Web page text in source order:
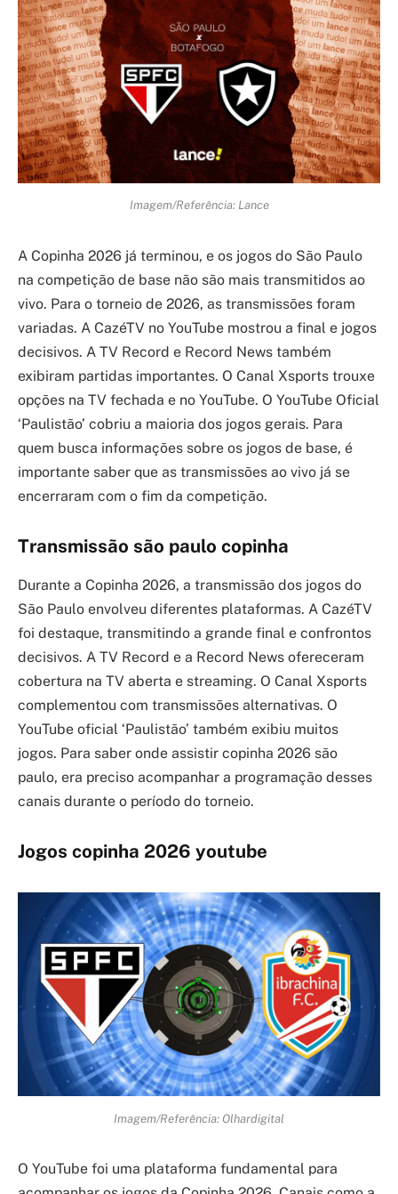
Imagem/Referência: Lance
A Copinha 2026 já terminou, e os jogos do São Paulo
na competição de base não são mais transmitidos ao
vivo. Para o torneio de 2026, as transmissões foram
variadas. A CazéTV no YouTube mostrou a final e jogos
decisivos. A TV Record e Record News também
exibiram partidas importantes. O Canal Xsports trouxe
opções na TV fechada e no YouTube. O YouTube Oficial
‘Paulistão’ cobriu a maioria dos jogos gerais. Para
quem busca informações sobre os jogos de base, é
importante saber que as transmissões ao vivo já se
encerraram com o fim da competição.
Transmissão são paulo copinha
Durante a Copinha 2026, a transmissão dos jogos do
São Paulo envolveu diferentes plataformas. A CazéTV
foi destaque, transmitindo a grande final e confrontos
decisivos. A TV Record e a Record News ofereceram
cobertura na TV aberta e streaming. O Canal Xsports
complementou com transmissões alternativas. O
YouTube oficial ‘Paulistão’ também exibiu muitos
jogos. Para saber onde assistir copinha 2026 são
paulo, era preciso acompanhar a programação desses
canais durante o período do torneio.
Jogos copinha 2026 youtube
Imagem/Referência: Olhardigital
O YouTube foi uma plataforma fundamental para